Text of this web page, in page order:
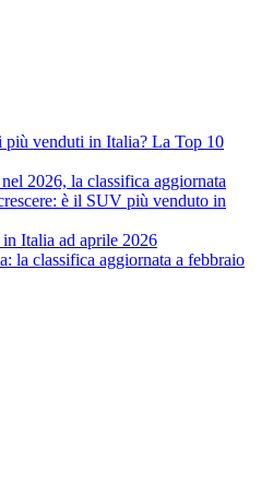
venduti in Italia? La Top 10
2026, la classifica aggiornata
è il SUV più venduto in
Italia ad aprile 2026
la classifica aggiornata a febbraio